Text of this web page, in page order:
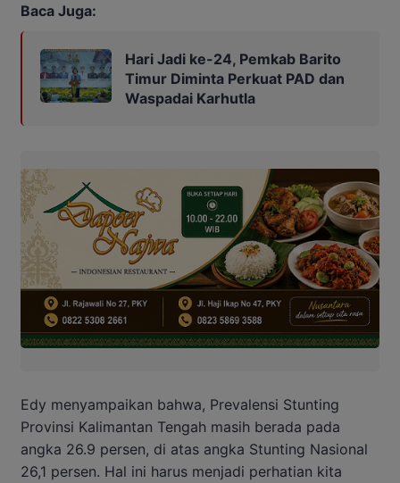
Baca Juga:
Hari Jadi ke-24, Pemkab Barito
Timur Diminta Perkuat PAD dan
Waspadai Karhutla
Edy menyampaikan bahwa, Prevalensi Stunting
Provinsi Kalimantan Tengah masih berada pada
angka 26.9 persen, di atas angka Stunting Nasional
26,1 persen. Hal ini harus menjadi perhatian kita